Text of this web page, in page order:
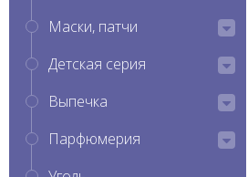
Маски, патчи
Детская серия
Выпечка
Парфюмерия